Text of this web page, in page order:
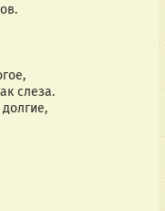
слеза.